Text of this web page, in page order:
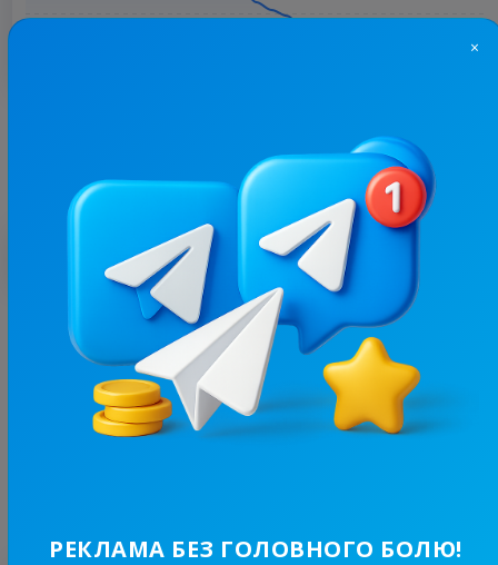
З цим каналом часто купують
/
312
ГАЗЕТА АТБ-МАРКЕТ🇺🇦
Товари / Магазини
Ціна реклами
×
РЕКЛАМА БЕЗ ГОЛОВНОГО БОЛЮ!